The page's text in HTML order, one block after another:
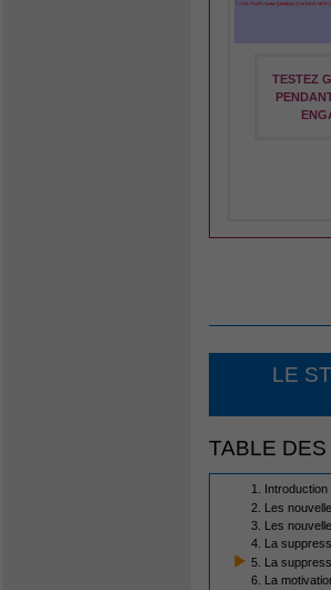
TESTEZ
LE
TABLE DES
1.
2. Les
3. Les
4. La
5. La
6. La